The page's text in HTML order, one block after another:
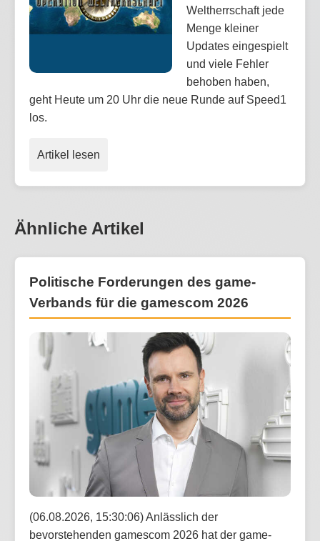
Weltherrschaft jede
Menge kleiner
Updates eingespielt
und viele Fehler
behoben haben,
geht Heute um 20 Uhr die neue Runde auf Speed1
los.
Artikel lesen
Ähnliche Artikel
Politische Forderungen des game-
Verbands für die gamescom 2026
(06.08.2026, 15:30:06) Anlässlich der
bevorstehenden gamescom 2026 hat der game-